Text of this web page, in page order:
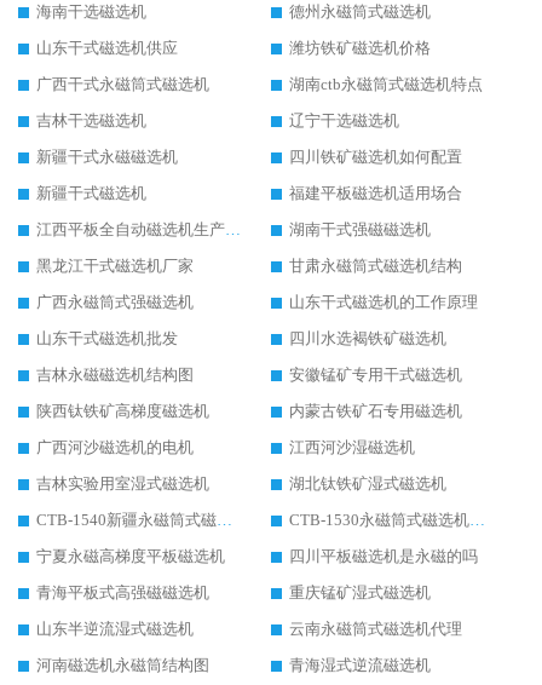
海南干选磁选机
德州永磁筒式磁选机
山东干式磁选机供应
潍坊铁矿磁选机价格
广西干式永磁筒式磁选机
湖南ctb永磁筒式磁选机特点
吉林干选磁选机
辽宁干选磁选机
新疆干式永磁磁选机
四川铁矿磁选机如何配置
新疆干式磁选机
福建平板磁选机适用场合
江西平板全自动磁选机生产厂家
湖南干式强磁磁选机
黑龙江干式磁选机厂家
甘肃永磁筒式磁选机结构
广西永磁筒式强磁选机
山东干式磁选机的工作原理
山东干式磁选机批发
四川水选褐铁矿磁选机
吉林永磁磁选机结构图
安徽锰矿专用干式磁选机
陕西钛铁矿高梯度磁选机
内蒙古铁矿石专用磁选机
广西河沙磁选机的电机
江西河沙湿磁选机
吉林实验用室湿式磁选机
湖北钛铁矿湿式磁选机
CTB-1540新疆永磁筒式磁选机
CTB-1530永磁筒式磁选机代理商
宁夏永磁高梯度平板磁选机
四川平板磁选机是永磁的吗
青海平板式高强磁磁选机
重庆锰矿湿式磁选机
山东半逆流湿式磁选机
云南永磁筒式磁选机代理
河南磁选机永磁筒结构图
青海湿式逆流磁选机